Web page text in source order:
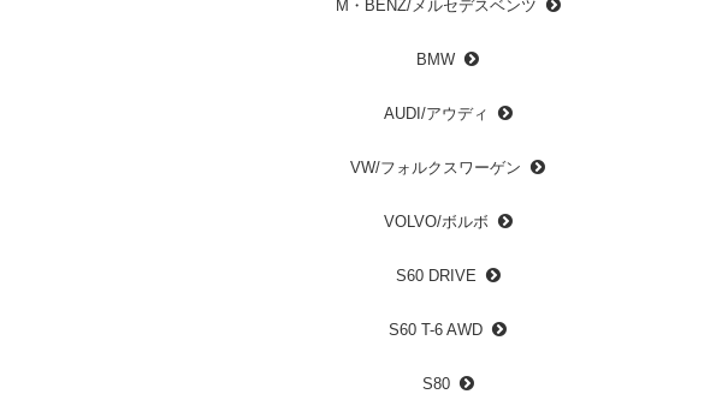
M・BENZ/メルセデスベンツ
BMW
AUDI/アウディ
VW/フォルクスワーゲン
VOLVO/ボルボ
S60 DRIVE
S60 T-6 AWD
S80